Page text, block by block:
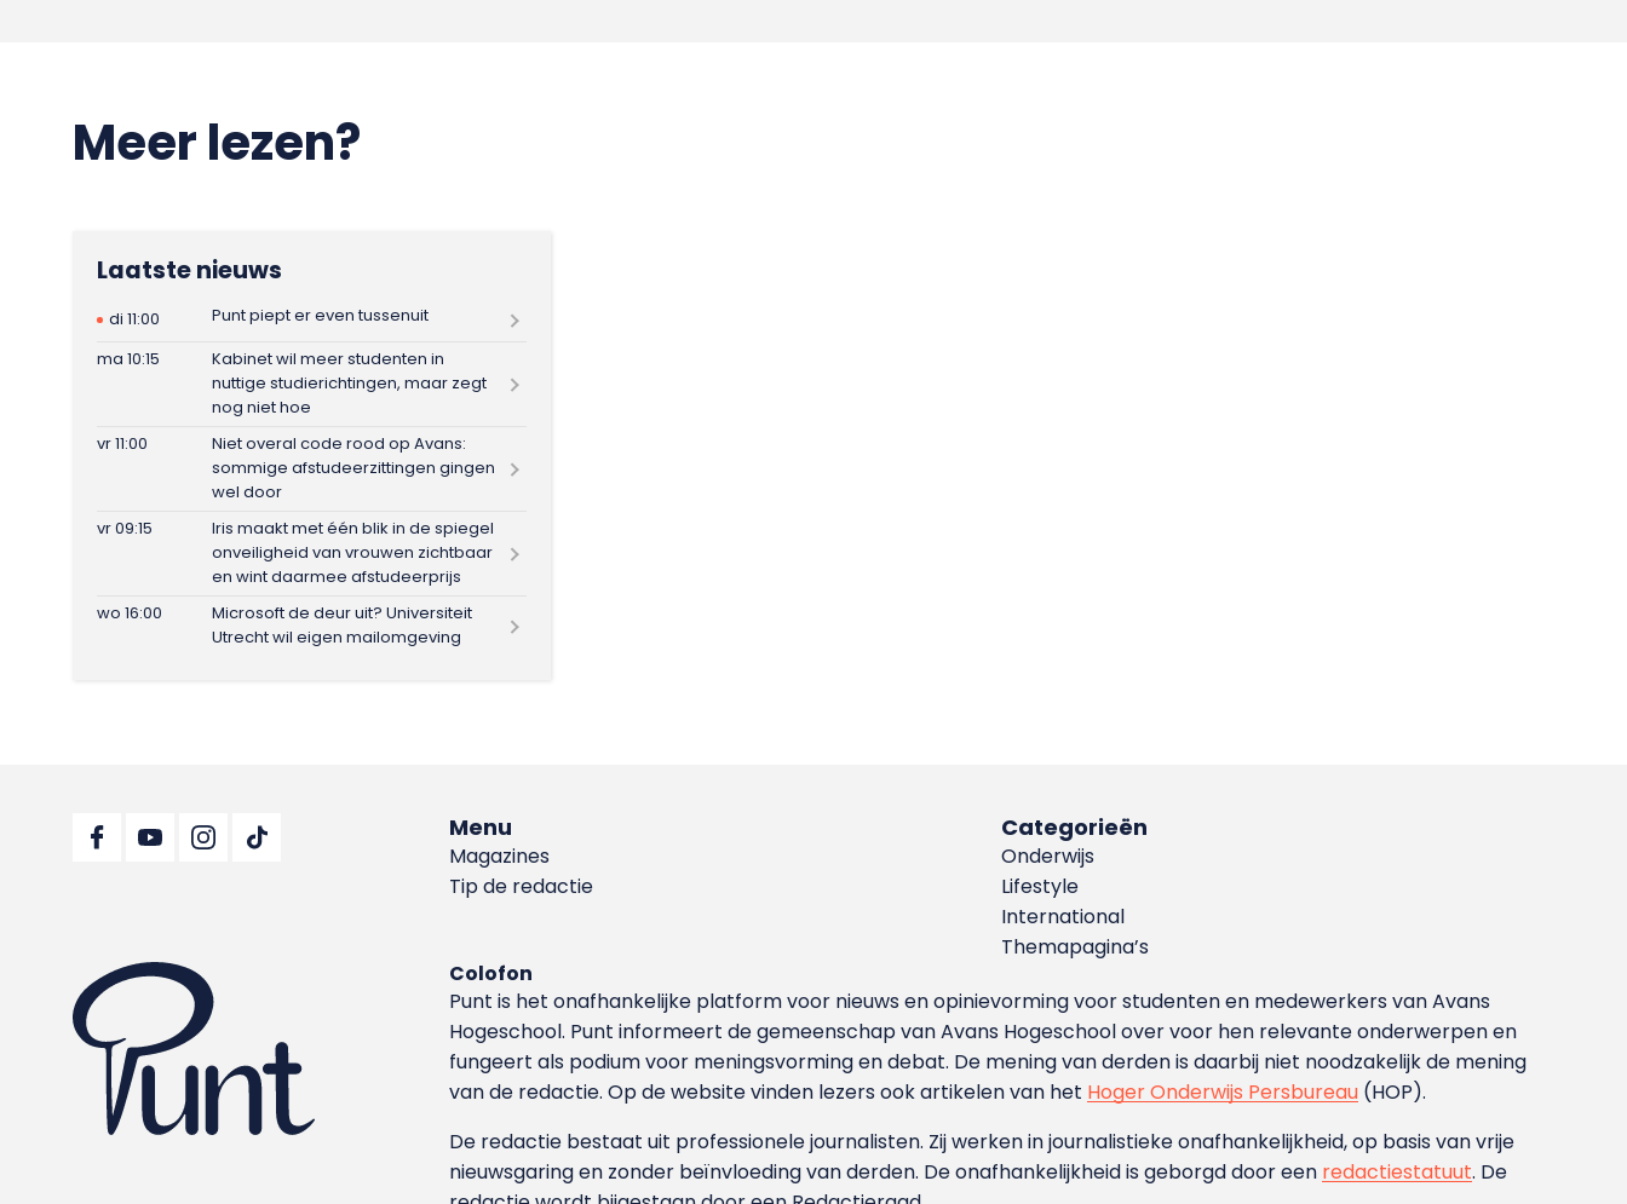
Meer lezen?
Laatste nieuws
di 11:00
Punt piept er even tussenuit
ma 10:15
Kabinet wil meer studenten in
nuttige studierichtingen, maar zegt
nog niet hoe
vr 11:00
Niet overal code rood op Avans:
sommige afstudeerzittingen gingen
wel door
vr 09:15
Iris maakt met één blik in de spiegel
onveiligheid van vrouwen zichtbaar
en wint daarmee afstudeerprijs
wo 16:00
Microsoft de deur uit? Universiteit
Utrecht wil eigen mailomgeving
Menu
Magazines
Tip de redactie
Categorieën
Onderwijs
Lifestyle
International
Themapagina’s
Colofon
Punt is het onafhankelijke platform voor nieuws en opinievorming voor studenten en medewerkers van Avans
Hoge­school. Punt informeert de gemeenschap van Avans Hogeschool over voor hen relevante onderwerpen en
fungeert als podium voor meningsvorming en debat. De mening van derden is daarbij niet noodzakelijk de mening
van de redactie. Op de website vinden lezers ook artikelen van het Hoger Onderwijs Persbureau (HOP).
De redactie bestaat uit professionele journalisten. Zij werken in journalistieke onafhankelijkheid, op basis van vrije
nieuwsgaring en zonder beïnvloeding van derden. De onafhankelijkheid is geborgd door een redactiestatuut. De